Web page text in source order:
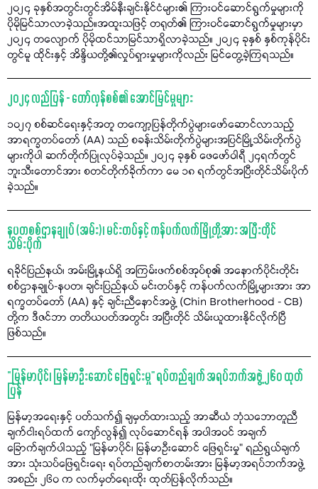
၂၀၂၄ ခုနှစ်အတွင်းတွင်အိမ်နီးချင်းနိုင်ငံများ၏ ကြားဝင်ဆောင်ရွက်မှုများကို
ပိုမိုမြင်သာလာခဲ့သည်။အထူးသဖြင့် တရုတ်၏ ကြားဝင်ဆောင်ရွက်မှုများမှာ
၂၀၂၄ တလျောက် ပိုမိုထင်သာမြင်သာရှိလာခဲ့သည်။ ၂၀၂၄ ခုနှစ် နှစ်ကုန်ပိုင်း
တွင်မူ ထိုင်းနှင့် အိန္ဒိယတို့၏လှုပ်ရှားမှုများကိုလည်း မြင်တွေ့ခဲ့ကြရသည်။
၂၀၂၄ လည်ပြန် - တော်လှန်စစ်၏ အောင်မြင်မှုများ
၁၀၂၇ စစ်ဆင်ရေးနှင့်အတူ တကျော့ပြန်တိုက်ပွဲများဖော်ဆောင်လာသည့်
အာရက္ခတပ်တော် (AA) သည် စခန်းသိမ်းတိုက်ပွဲများအပြင်မြို့သိမ်းတိုက်ပွဲ
များကိုပါ ဆက်တိုက်ပြုလုပ်ခဲ့သည်။ ၂၀၂၄ ခုနှစ် ဖေဖော်ဝါရီ ၂၄ရက်တွင်
ဘူးသီးတောင်အား စတင်တိုက်ခိုက်ကာ မေ ၁၈ ရက်တွင်အပြီးတိုင်သိမ်းပိုက်
ခဲ့သည်။
နပတစစ်ဌာနချုပ် (အမ်း)၊ မင်းတပ်နှင့် ကန်ပက်လက်မြို့တို့အား အပြီးတိုင်
သိမ်းပိုက်
ရခိုင်ပြည်နယ်၊ အမ်းမြို့နယ်ရှိ အကြမ်းဖက်စစ်အုပ်စု၏ အနောက်ပိုင်းတိုင်း
စစ်ဌာနချုပ်-နပတ၊ ချင်းပြည်နယ် မင်းတပ်နှင့် ကန်ပက်လက်မြို့များအား အာ
ရက္ခတပ်တော် (AA) နှင့် ချင်းညီနောင်အဖွဲ့ (Chin Brotherhood - CB)
တို့က ဒီဇင်ဘာ တတိယပတ်အတွင်း အပြီးတိုင် သိမ်းယူထားနိုင်လိုက်ပြီ
ဖြစ်သည်။
“မြန်မာပိုင်၊ မြန်မာဦးဆောင် ဖြေရှင်းမှု" ရပ်တည်ချက် အရပ်ဘက်အဖွဲ့ ၂၆၀ ထုတ်
ပြန်
မြန်မာ့အရေးနှင့် ပတ်သက်၍ ချမှတ်ထားသည့် အာဆီယံ ဘုံသဘောတူညီ
ချက်ငါးရပ်ထက် ကျော်လွန်၍ လုပ်ဆောင်ရန် အပါအဝင် အချက်
ခြောက်ချက်ပါသည့် "မြန်မာပိုင်၊ မြန်မာဦးဆောင် ဖြေရှင်းမှု" ရည်ရွယ်ချက်
အား သုံးသပ်ဖြေရှင်းရေး ရပ်တည်ချက်စာတမ်းအား မြန်မာ့အရပ်ဘက်အဖွဲ့
အစည်း ၂၆၀ က လက်မှတ်ရေးထိုး ထုတ်ပြန်လိုက်သည်။